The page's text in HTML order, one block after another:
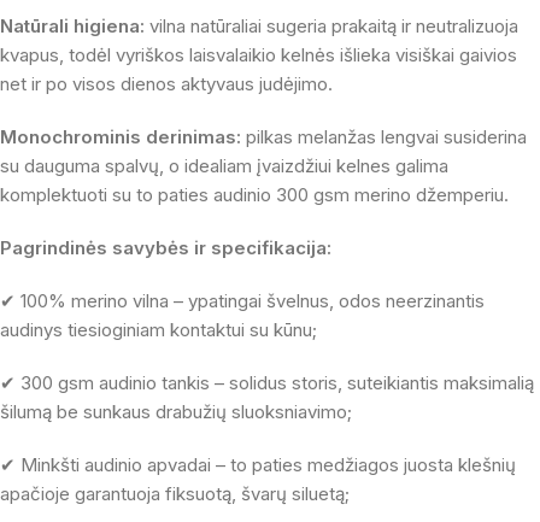
Natūrali higiena: vilna natūraliai sugeria prakaitą ir neutralizuoja
kvapus, todėl vyriškos laisvalaikio kelnės išlieka visiškai gaivios
net ir po visos dienos aktyvaus judėjimo.
Monochrominis derinimas: pilkas melanžas lengvai susiderina
su dauguma spalvų, o idealiam įvaizdžiui kelnes galima
komplektuoti su to paties audinio 300 gsm merino džemperiu.
Pagrindinės savybės ir specifikacija:
✔ 100% merino vilna – ypatingai švelnus, odos neerzinantis
audinys tiesioginiam kontaktui su kūnu;
✔ 300 gsm audinio tankis – solidus storis, suteikiantis maksimalią
šilumą be sunkaus drabužių sluoksniavimo;
✔ Minkšti audinio apvadai – to paties medžiagos juosta klešnių
apačioje garantuoja fiksuotą, švarų siluetą;